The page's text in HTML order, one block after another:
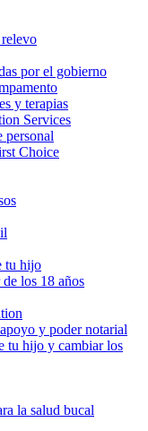
por el gobierno
y terapias
Services
personal
Choice
tu hijo
los 18 años
y poder notarial
tu hijo y cambiar los
la salud bucal